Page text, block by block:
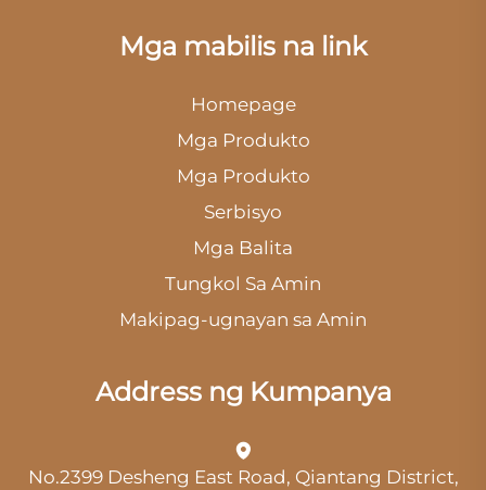
Mga mabilis na link
Homepage
Mga Produkto
Mga Produkto
Serbisyo
Mga Balita
Tungkol Sa Amin
Makipag-ugnayan sa Amin
Address ng Kumpanya
No.2399 Desheng East Road, Qiantang District,